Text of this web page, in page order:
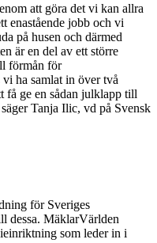
att göra det vi kan allra
enastående jobb och vi
på husen och därmed
är en del av ett större
förmån för
ha samlat in över två
få ge en sådan julklapp till
Tanja Ilic, vd på Svensk
för Sveriges
dessa. MäklarVärlden
som leder in i